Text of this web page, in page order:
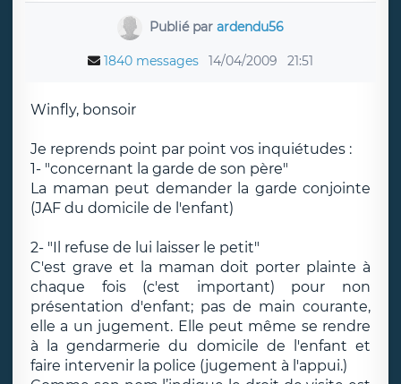
Publié par ardendu56
1840 messages 14/04/2009 21:51
Winfly, bonsoir
Je reprends point par point vos inquiétudes :
1- "concernant la garde de son père"
La maman peut demander la garde conjointe
(JAF du domicile de l'enfant)
2- "Il refuse de lui laisser le petit"
C'est grave et la maman doit porter plainte à
chaque fois (c'est important) pour non
présentation d'enfant; pas de main courante,
elle a un jugement. Elle peut même se rendre
à la gendarmerie du domicile de l'enfant et
faire intervenir la police (jugement à l'appui.)